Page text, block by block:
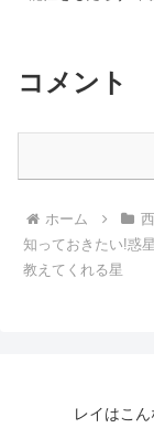
コメント
ホーム
知っておきたい!惑
教えてくれる星
レイはこん